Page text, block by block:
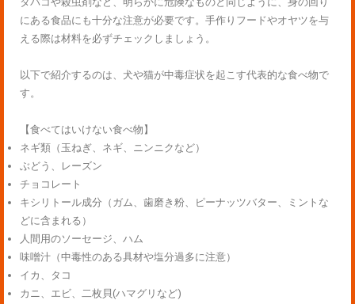
にある食品にも十分な注意が必要です。手作りフードやオヤツを与
える際は材料を必ずチェックしましょう。
以下で紹介するのは、犬や猫が中毒症状を起こす代表的な食べ物で
す。
【食べてはいけない食べ物】
ネギ類（玉ねぎ、ネギ、ニンニクなど）
ぶどう、レーズン
チョコレート
キシリトール成分（ガム、歯磨き粉、ピーナッツバター、ミントな
どに含まれる）
人間用のソーセージ、ハム
味噌汁（中毒性のある具材や塩分過多に注意）
イカ、タコ
カニ、エビ、二枚貝(ハマグリなど)